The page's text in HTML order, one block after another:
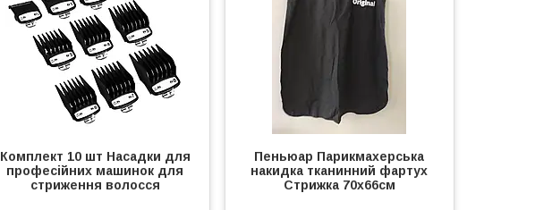
Комплект 10 шт Насадки для
професійних машинок для
стриження волосся
Пеньюар Парикмахерська
накидка тканинний фартух
Стрижка 70х66см